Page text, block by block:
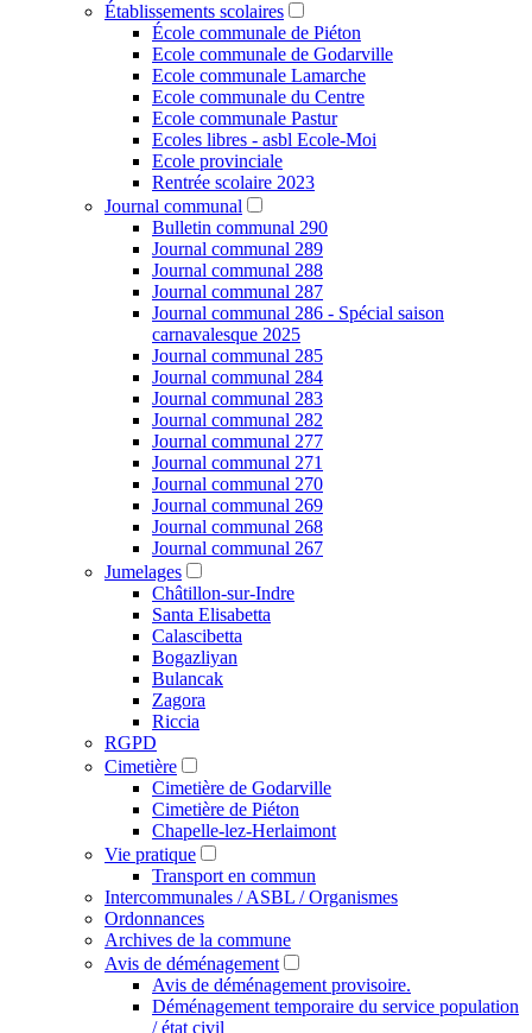
Établissements scolaires
École communale de Piéton
Ecole communale de Godarville
Ecole communale Lamarche
Ecole communale du Centre
Ecole communale Pastur
Ecoles libres - asbl Ecole-Moi
Ecole provinciale
Rentrée scolaire 2023
Journal communal
Bulletin communal 290
Journal communal 289
Journal communal 288
Journal communal 287
Journal communal 286 - Spécial saison
carnavalesque 2025
Journal communal 285
Journal communal 284
Journal communal 283
Journal communal 282
Journal communal 277
Journal communal 271
Journal communal 270
Journal communal 269
Journal communal 268
Journal communal 267
Jumelages
Châtillon-sur-Indre
Santa Elisabetta
Calascibetta
Bogazliyan
Bulancak
Zagora
Riccia
RGPD
Cimetière
Cimetière de Godarville
Cimetière de Piéton
Chapelle-lez-Herlaimont
Vie pratique
Transport en commun
Intercommunales / ASBL / Organismes
Ordonnances
Archives de la commune
Avis de déménagement
Avis de déménagement provisoire.
Déménagement temporaire du service population
/ état civil